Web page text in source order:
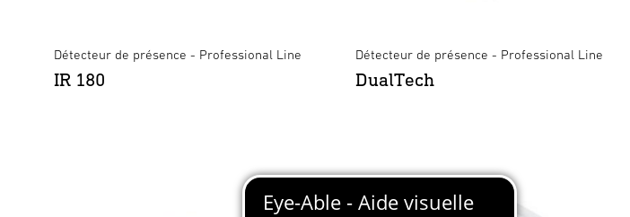
Détecteur de présence - Professional Line
IR 180
Détecteur de présence - Professional Line
DualTech